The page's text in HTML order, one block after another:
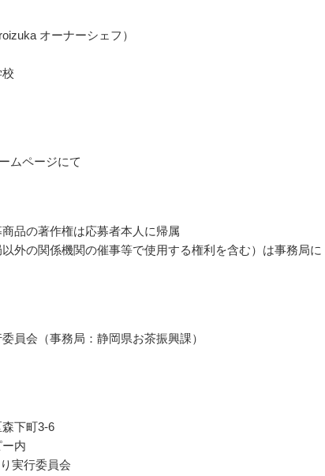
オーナーシェフ）
ムページにて
品の著作権は応募者本人に帰属
外の関係機関の催事等で使用する権利を含む）は事務局に
員会（事務局：静岡県お茶振興課）
下町3-6
内
実行委員会